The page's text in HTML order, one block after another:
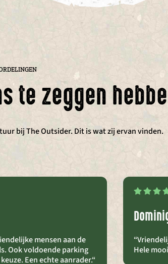
te zeggen
bij The Outsider. Dit is wat zij ervan vinden.
mensen aan de
Ook voldoende parking
Een echte aanrader.“
Hele